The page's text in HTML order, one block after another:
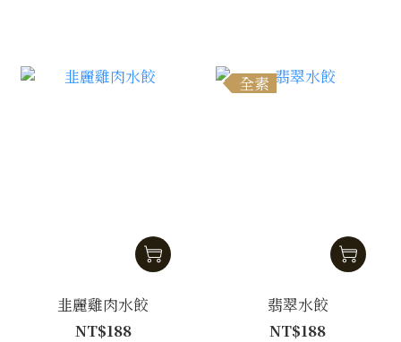
韭麗雞肉水餃
NT$188
全素
翡翠水餃
NT$188